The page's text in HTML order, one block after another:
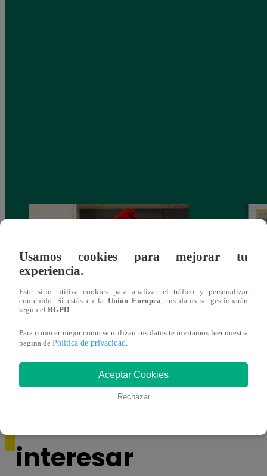
¿Por qué Nelly Rossinelli se volvió viral
antes de Navidad?
interesar
Usamos cookies para mejorar tu
experiencia.
Este sitio utiliza cookies para analizar el tráfico y personalizar
contenido. Si estás en la Unión Europea , tus datos se gestionarán
según el RGPD
Para conocer mejor como se utilizan tus datos te invitamos leer nuestra
pagina de Política de privacidad
Aceptar Cookies
Rechazar